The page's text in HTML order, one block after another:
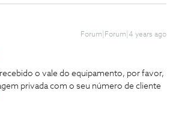
Forum|Forum|4 years ago
o vale do equipamento, por favor,
privada com o seu número de cliente